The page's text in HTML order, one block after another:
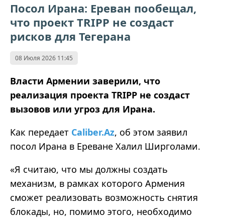
Посол Ирана: Ереван пообещал,
что проект TRIPP не создаст
рисков для Тегерана
08 Июля 2026 11:45
Власти Армении заверили, что
реализация проекта TRIPP не создаст
вызовов или угроз для Ирана.
Как передает Caliber.Az, об этом заявил
посол Ирана в Ереване Халил Ширголами.
«Я считаю, что мы должны создать
механизм, в рамках которого Армения
сможет реализовать возможность снятия
блокады, но, помимо этого, необходимо